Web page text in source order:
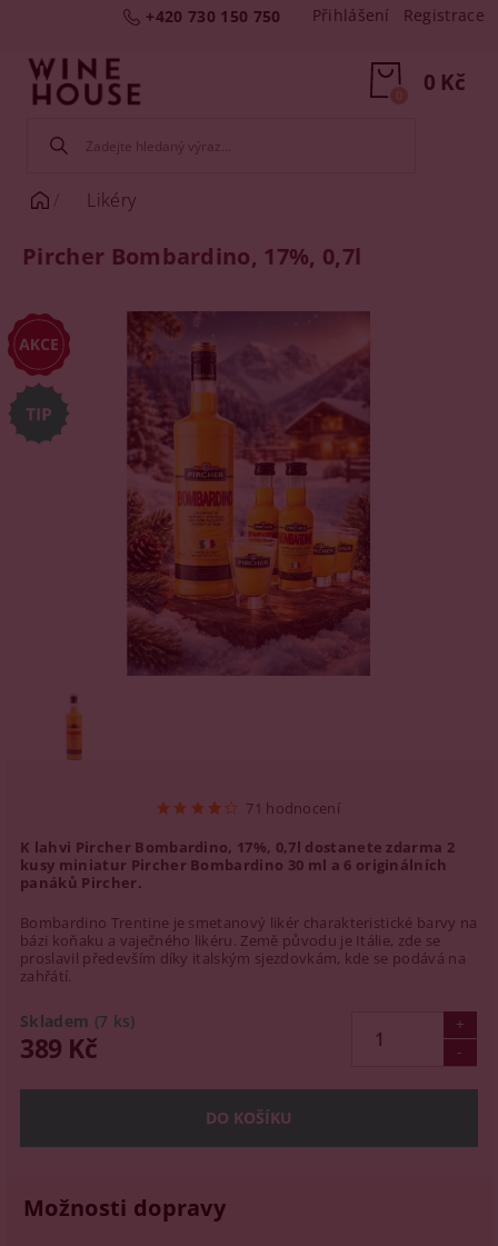
+420 730 150 750 Přihlášení Registrace
0 Kč
0
Likéry
Pircher Bombardino, 17%, 0,7l
71 hodnocení
K lahvi Pircher Bombardino, 17%, 0,7l dostanete zdarma 2
kusy miniatur Pircher Bombardino 30 ml a 6 originálních
panáků Pircher.
Bombardino Trentine je smetanový likér charakteristické barvy na
bázi koňaku a vaječného likéru. Země původu je Itálie, zde se
proslavil především díky italským sjezdovkám, kde se podává na
zahřátí.
Skladem (7 ks)
389 Kč
Možnosti dopravy